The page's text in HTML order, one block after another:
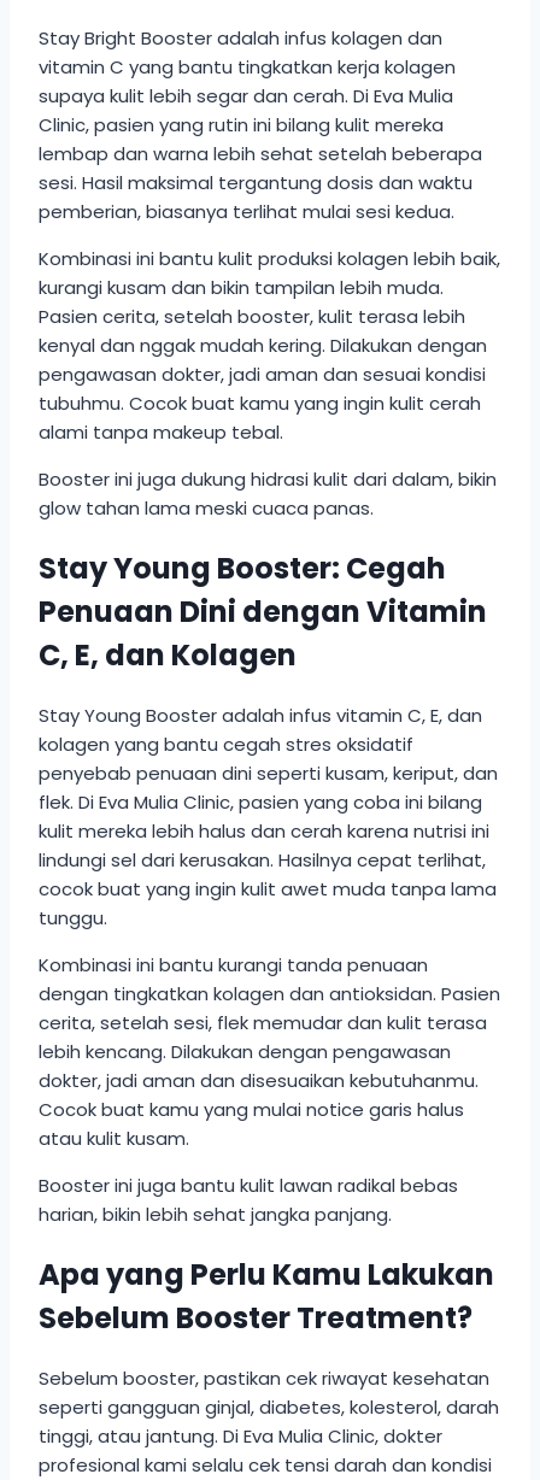
Stay Bright Booster adalah infus kolagen dan
vitamin C yang bantu tingkatkan kerja kolagen
supaya kulit lebih segar dan cerah. Di Eva Mulia
Clinic, pasien yang rutin ini bilang kulit mereka
lembap dan warna lebih sehat setelah beberapa
sesi. Hasil maksimal tergantung dosis dan waktu
pemberian, biasanya terlihat mulai sesi kedua.
Kombinasi ini bantu kulit produksi kolagen lebih baik,
kurangi kusam dan bikin tampilan lebih muda.
Pasien cerita, setelah booster, kulit terasa lebih
kenyal dan nggak mudah kering. Dilakukan dengan
pengawasan dokter, jadi aman dan sesuai kondisi
tubuhmu. Cocok buat kamu yang ingin kulit cerah
alami tanpa makeup tebal.
Booster ini juga dukung hidrasi kulit dari dalam, bikin
glow tahan lama meski cuaca panas.
Stay Young Booster: Cegah
Penuaan Dini dengan Vitamin
C, E, dan Kolagen
Stay Young Booster adalah infus vitamin C, E, dan
kolagen yang bantu cegah stres oksidatif
penyebab penuaan dini seperti kusam, keriput, dan
flek. Di Eva Mulia Clinic, pasien yang coba ini bilang
kulit mereka lebih halus dan cerah karena nutrisi ini
lindungi sel dari kerusakan. Hasilnya cepat terlihat,
cocok buat yang ingin kulit awet muda tanpa lama
tunggu.
Kombinasi ini bantu kurangi tanda penuaan
dengan tingkatkan kolagen dan antioksidan. Pasien
cerita, setelah sesi, flek memudar dan kulit terasa
lebih kencang. Dilakukan dengan pengawasan
dokter, jadi aman dan disesuaikan kebutuhanmu.
Cocok buat kamu yang mulai notice garis halus
atau kulit kusam.
Booster ini juga bantu kulit lawan radikal bebas
harian, bikin lebih sehat jangka panjang.
Apa yang Perlu Kamu Lakukan
Sebelum Booster Treatment?
Sebelum booster, pastikan cek riwayat kesehatan
seperti gangguan ginjal, diabetes, kolesterol, darah
tinggi, atau jantung. Di Eva Mulia Clinic, dokter
profesional kami selalu cek tensi darah dan kondisi